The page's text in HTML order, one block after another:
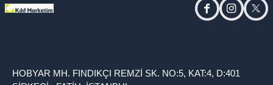
facebookinstagram
HOBYAR MH. FINDIKÇI REMZİ SK. NO:5, KAT:4, D:401